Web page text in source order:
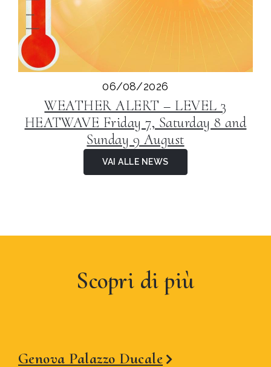
06/08/2026
WEATHER ALERT – LEVEL 3
HEATWAVE Friday 7, Saturday 8 and
Sunday 9 August
VAI ALLE NEWS
Scopri di più
Genova Palazzo Ducale